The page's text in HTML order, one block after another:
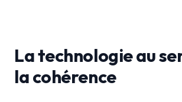
La technologie au
la cohérence